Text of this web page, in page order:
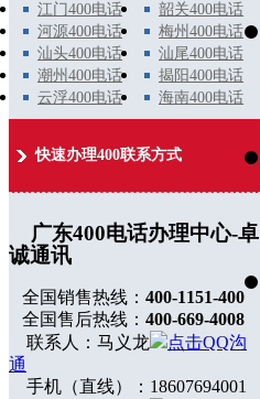
江门400电话
韶关400电话
河源400电话
梅州400电话
汕头400电话
汕尾400电话
潮州400电话
揭阳400电话
云浮400电话
海南400电话
快速办理400联系方式
广东400电话办理中心-卓
诚通讯
全国销售热线： 400-1151-400
全国售后热线： 400-669-4008
联系人：马义龙
点击QQ沟
通
手机（直线）：18607694001